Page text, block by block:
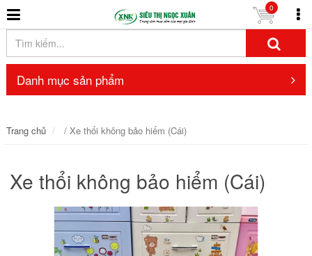
0
Danh mục sản phẩm
Trang chủ / Xe thổi không bảo hiểm (Cái)
Xe thổi không bảo hiểm (Cái)